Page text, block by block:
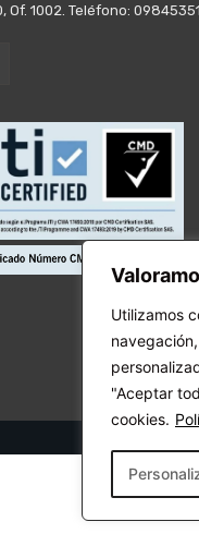
Utilizamos
"Aceptar
cookies.
1002. Teléfono: